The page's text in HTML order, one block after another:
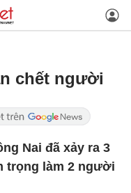
chết người
Nai đã xảy ra 3
trọng làm 2 người